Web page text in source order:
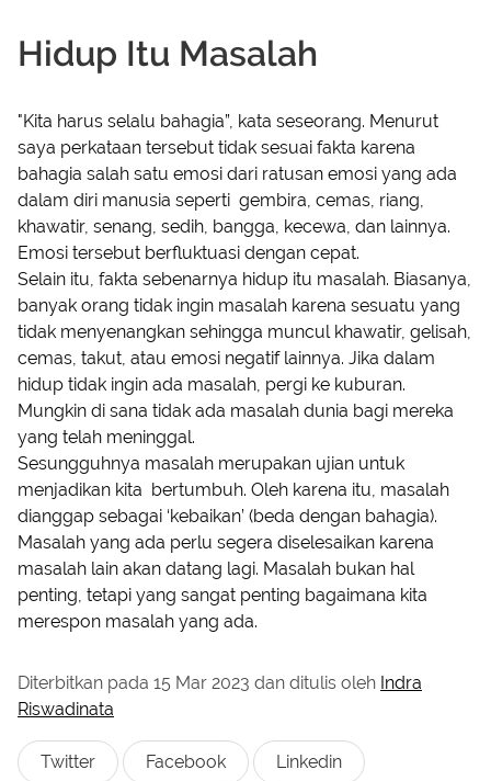
Hidup Itu Masalah
"Kita harus selalu bahagia”, kata seseorang. Menurut
saya perkataan tersebut tidak sesuai fakta karena
bahagia salah satu emosi dari ratusan emosi yang ada
dalam diri manusia seperti gembira, cemas, riang,
khawatir, senang, sedih, bangga, kecewa, dan lainnya.
Emosi tersebut berfluktuasi dengan cepat.
Selain itu, fakta sebenarnya hidup itu masalah. Biasanya,
banyak orang tidak ingin masalah karena sesuatu yang
tidak menyenangkan sehingga muncul khawatir, gelisah,
cemas, takut, atau emosi negatif lainnya. Jika dalam
hidup tidak ingin ada masalah, pergi ke kuburan.
Mungkin di sana tidak ada masalah dunia bagi mereka
yang telah meninggal.
Sesungguhnya masalah merupakan ujian untuk
menjadikan kita bertumbuh. Oleh karena itu, masalah
dianggap sebagai ‘kebaikan’ (beda dengan bahagia).
Masalah yang ada perlu segera diselesaikan karena
masalah lain akan datang lagi. Masalah bukan hal
penting, tetapi yang sangat penting bagaimana kita
merespon masalah yang ada.
Diterbitkan pada 15 Mar 2023 dan ditulis oleh Indra
Riswadinata
Twitter Facebook Linkedin